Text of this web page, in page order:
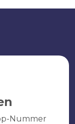
Nummer